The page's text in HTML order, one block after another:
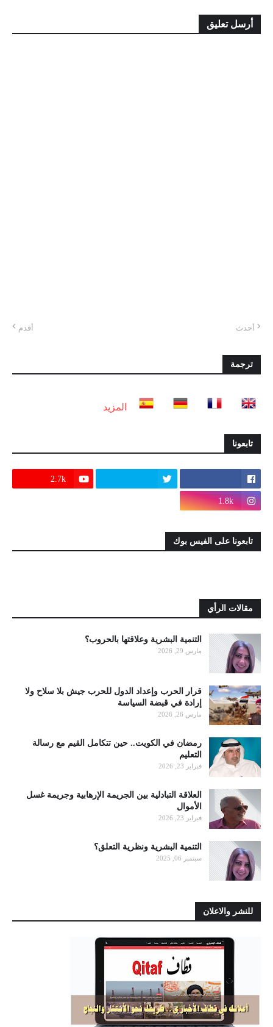
أرسل تعليق
أحدث أقدم
ترجمة
المزيد
تابعونا
2.7k
1.8k
تابعونا على الفيس بوك
مقالات الرأي
التنمية البشرية وعلاقتها بالحروب؟
مارس 29, 2026
قرار الحرب وإعداد الدول للحرب جيش بلا سلاح ولا
إرادة في قبضة السياسة
مارس 26, 2026
رمضان في الكويت.. حين تتكامل القيم مع رسالة
التعليم
فبراير 23, 2026
العلاقة التبادلية بين الجريمة الإرهابية وجريمة غسل
الأموال
فبراير 23, 2026
التنمية البشرية ونظرية التعلق؟
سبتمبر 06, 2025
للنشر والاعلان